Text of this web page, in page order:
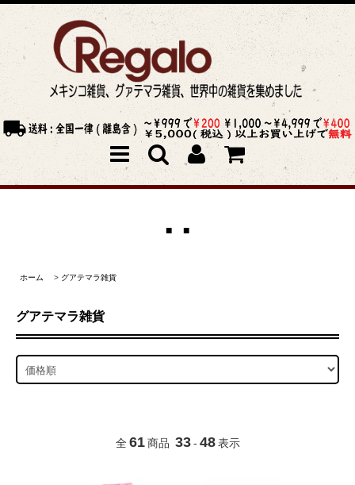
■ ■
ホーム > グアテマラ雑貨
グアテマラ雑貨
全 61 商品 33 - 48 表示